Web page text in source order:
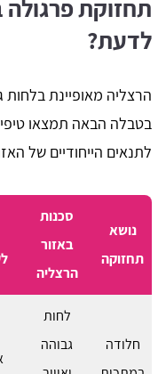
תחזוקת
לדעת?
הרצליה מאופיינת בלחות
בטבלה הבאה תמצאו
לתנאים הייחודיים של
נושא
תחזוקה
סכנות
באזור
הרצליה
חלודה
לחות
גבוהה